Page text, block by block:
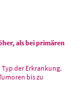
als bei primären
der Erkrankung.
bis zu